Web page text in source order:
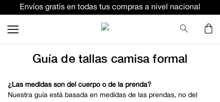
Envíos gratis en todas tus compras a nivel nacional
Guía de tallas camisa formal
¿Las medidas son del cuerpo o de la prenda?
Nuestra guía está basada en medidas de las prendas, no del
TÉRMINOS MÁS BUSCADOS
terno
ternos